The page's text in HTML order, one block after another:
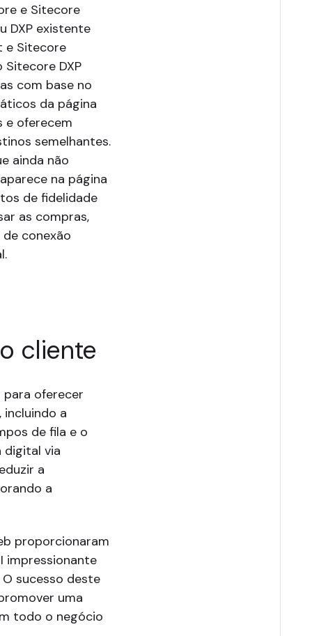
e Sitecore
DXP existente
e Sitecore
Sitecore DXP
com base no
da página
e oferecem
semelhantes.
ainda não
na página
de fidelidade
as compras,
conexão
cliente
para oferecer
incluindo a
de fila e o
digital via
a
a
proporcionaram
impressionante
sucesso deste
uma
todo o negócio